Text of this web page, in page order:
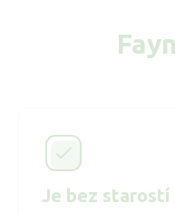
Je bez starostí